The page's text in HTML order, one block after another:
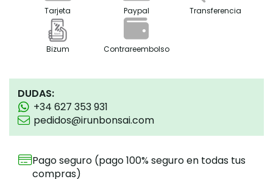
Tarjeta Paypal Transferencia
Bizum Contrareembolso
DUDAS:
+34 627 353 931
pedidos@irunbonsai.com
Pago seguro (pago 100% seguro en todas tus
compras)